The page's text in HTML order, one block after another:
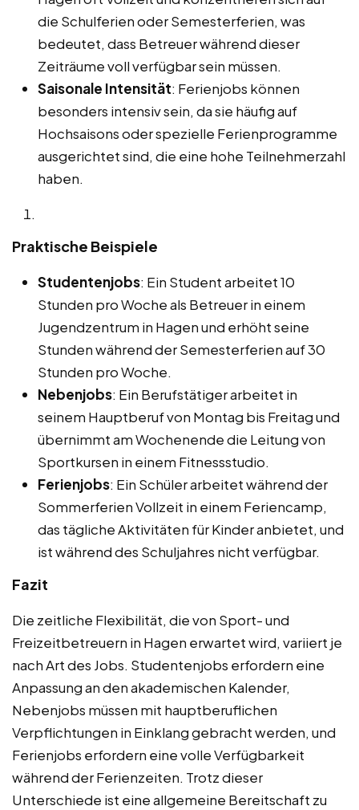
die Schulferien oder Semesterferien, was
bedeutet, dass Betreuer während dieser
Zeiträume voll verfügbar sein müssen.
Saisonale Intensität: Ferienjobs können
besonders intensiv sein, da sie häufig auf
Hochsaisons oder spezielle Ferienprogramme
ausgerichtet sind, die eine hohe Teilnehmerzahl
haben.
Praktische Beispiele
Studentenjobs: Ein Student arbeitet 10
Stunden pro Woche als Betreuer in einem
Jugendzentrum in Hagen und erhöht seine
Stunden während der Semesterferien auf 30
Stunden pro Woche.
Nebenjobs: Ein Berufstätiger arbeitet in
seinem Hauptberuf von Montag bis Freitag und
übernimmt am Wochenende die Leitung von
Sportkursen in einem Fitnessstudio.
Ferienjobs: Ein Schüler arbeitet während der
Sommerferien Vollzeit in einem Feriencamp,
das tägliche Aktivitäten für Kinder anbietet, und
ist während des Schuljahres nicht verfügbar.
Fazit
Die zeitliche Flexibilität, die von Sport- und
Freizeitbetreuern in Hagen erwartet wird, variiert je
nach Art des Jobs. Studentenjobs erfordern eine
Anpassung an den akademischen Kalender,
Nebenjobs müssen mit hauptberuflichen
Verpflichtungen in Einklang gebracht werden, und
Ferienjobs erfordern eine volle Verfügbarkeit
während der Ferienzeiten. Trotz dieser
Unterschiede ist eine allgemeine Bereitschaft zu